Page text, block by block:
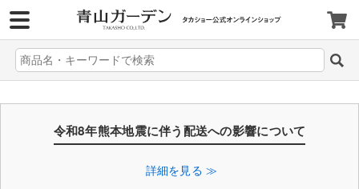
令和8年熊本地震に伴う配送への影響について
詳細を見る ≫